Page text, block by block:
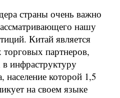
страны очень важно
нашу
Китай является
партнеров,
инфраструктуру
население которой 1,5
на своем языке